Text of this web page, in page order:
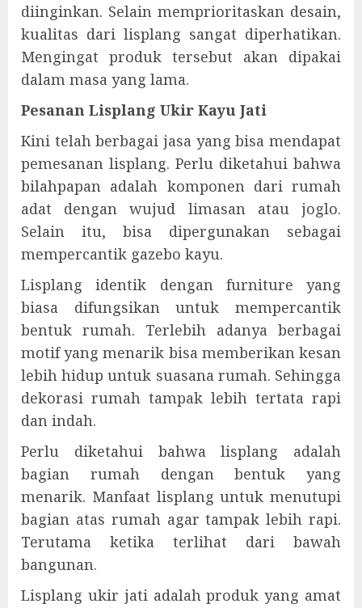
diinginkan. Selain memprioritaskan desain,
kualitas dari lisplang sangat diperhatikan.
Mengingat produk tersebut akan dipakai
dalam masa yang lama.
Pesanan Lisplang Ukir Kayu Jati
Kini telah berbagai jasa yang bisa mendapat
pemesanan lisplang. Perlu diketahui bahwa
bilahpapan adalah komponen dari rumah
adat dengan wujud limasan atau joglo.
Selain itu, bisa dipergunakan sebagai
mempercantik gazebo kayu.
Lisplang identik dengan furniture yang
biasa difungsikan untuk mempercantik
bentuk rumah. Terlebih adanya berbagai
motif yang menarik bisa memberikan kesan
lebih hidup untuk suasana rumah. Sehingga
dekorasi rumah tampak lebih tertata rapi
dan indah.
Perlu diketahui bahwa lisplang adalah
bagian rumah dengan bentuk yang
menarik. Manfaat lisplang untuk menutupi
bagian atas rumah agar tampak lebih rapi.
Terutama ketika terlihat dari bawah
bangunan.
Lisplang ukir jati adalah produk yang amat